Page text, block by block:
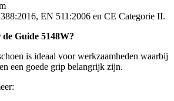
EN 511:2006 en CE Categorie II.
Guide 5148W?
is ideaal voor werkzaamheden waarbij
een goede grip belangrijk zijn.